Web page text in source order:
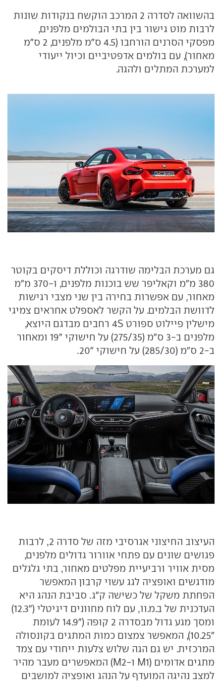
בהשוואה לסדרה 2 המרכב הוקשח בנקודות שונות
לרבות מוט גישור בין בתי הבולמים מלפנים,
מפסקי הסרנים הורחבו (4.5 ס"מ מלפנים, 2 ס"מ
מאחור), עם בולמים אדפטיביים וכיול ייעודי
למערכת המתלים ולהגה.
גם מערכת הבלימה שודרגה וכוללת דיסקים בקוטר
380 מ"מ וקאליפר שש בוכנות מלפנים, ו-370 מ"מ
מאחור, עם אפשרות בחירה בין שני מצבי רגישות
לדוושת הבלמים. על הקשר לאספלט אחראים צמיגי
מישלין פיילוט ספורט 4S רחבים מבדגם היוצא,
מלפנים ב-3 ס"מ (275/35) על חישוקי "19 ומאחור
ב-2 ס"מ (285/30) על חישוקי "20.
העיצוב החיצוני אגרסיבי מזה של סדרה 2, לרבות
פגושים שונים עם פתחי אוורור גדולים מלפנים,
מסית אוויר ורביעיית מפלטים מאחור, בתי גלגלים
מודגשים ואופציה לגג עשוי קרבון המאפשר
הפחתת משקל של כשישה ק"ג. סביבת הנהג היא
העדכנית של ב.מ.וו, עם לוח מחוונים דיגיטלי ("12.3)
ומסך מגע גדול מבסדרה 2 קופה ("14.9 לעומת
"10.25), המאפשר צמצום כמות המתגים בקונסולה
המרכזית. יש גם הגה שלוש צלעות ייחודי עם צמד
מתגים אדומים (M1 ו-M2) המאפשרים מעבר מהיר
למצב נהיגה המועדף על הנהג ואופציה למושבים